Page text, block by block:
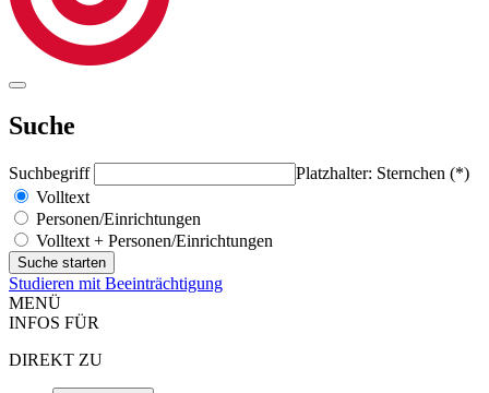
Suche
Suchbegriff
Platzhalter: Sternchen (*)
Volltext
Personen/Einrichtungen
Volltext + Personen/Einrichtungen
Studieren mit Beeinträchtigung
MENÜ
INFOS FÜR
DIREKT ZU